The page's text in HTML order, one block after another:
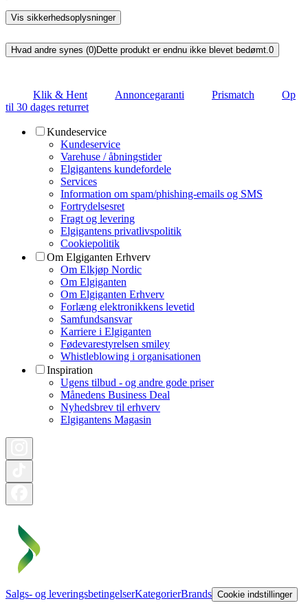
Vis sikkerhedsoplysninger
Hvad andre synes (0)Dette produkt er endnu ikke blevet bedømt.0
Klik & Hent Annoncegaranti Prismatch
Op
til 30 dages returret
Kundeservice
Kundeservice
Varehuse / åbningstider
Elgigantens kundefordele
Services
Information om spam/phishing-emails og SMS
Fortrydelsesret
Fragt og levering
Elgigantens privatlivspolitik
Cookiepolitik
Om Elgiganten Erhverv
Om Elkjøp Nordic
Om Elgiganten
Om Elgiganten Erhverv
Forlæng elektronikkens levetid
Samfundsansvar
Karriere i Elgiganten
Fødevarestyrelsen smiley
Whistleblowing i organisationen
Inspiration
Ugens tilbud - og andre gode priser
Månedens Business Deal
Nyhedsbrev til erhverv
Elgigantens Magasin
Salgs- og leveringsbetingelserKategorierBrands Cookie indstillinger